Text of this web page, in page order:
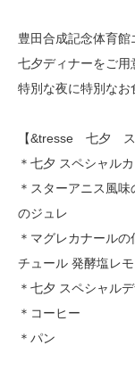
豊田合成記念体育館
七夕ディナーをご用
特別な夜に特別なお
【&tresse 七夕 ス
＊七夕 スペシャル
＊スターアニス風
のジュレ
＊マグレカナール
チュール 発酵塩レ
＊七夕 スペシャル
＊コーヒー
＊パン